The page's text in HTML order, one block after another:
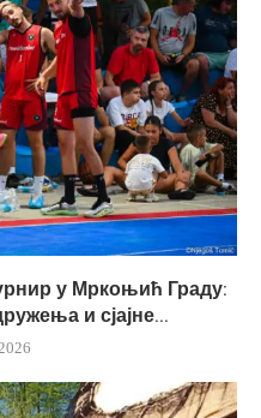
у Мркоњић Граду:
и сјајне...